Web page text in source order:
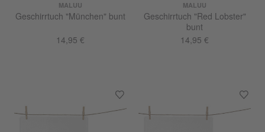
MALUU
Geschirrtuch "München" bunt
14,95 €
MALUU
Geschirrtuch "Red Lobster"
bunt
14,95 €